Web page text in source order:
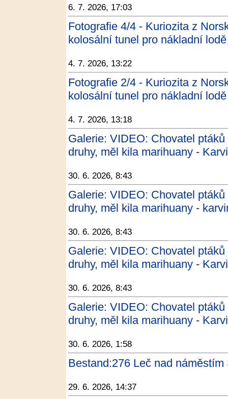
6. 7. 2026, 17:03
Fotografie 4/4 - Kuriozita z
kolosální tunel pro nákladní
4. 7. 2026, 13:22
Fotografie 2/4 - Kuriozita z
kolosální tunel pro nákladní
4. 7. 2026, 13:18
Galerie: VIDEO: Chovatel
druhy, měl kila marihuany -
30. 6. 2026, 8:43
Galerie: VIDEO: Chovatel
druhy, měl kila marihuany -
30. 6. 2026, 8:43
Galerie: VIDEO: Chovatel
druhy, měl kila marihuany -
30. 6. 2026, 8:43
Galerie: VIDEO: Chovatel
druhy, měl kila marihuany -
30. 6. 2026, 1:58
Bestand:276 Leč nad
29. 6. 2026, 14:37